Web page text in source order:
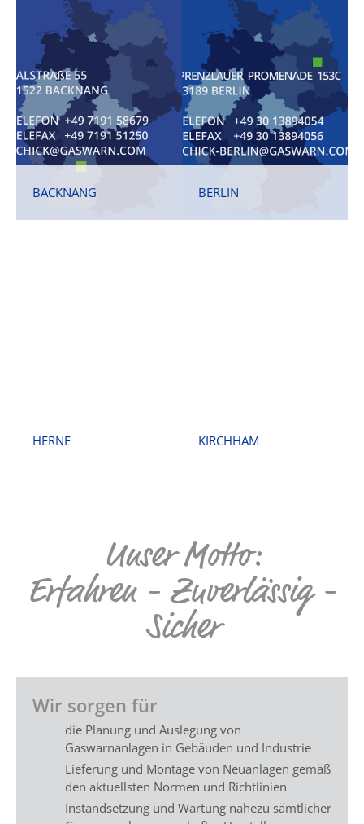
BACKNANG BERLIN
HERNE KIRCHHAM
Unser Motto:
Erfahren - Zuverlässig -
Sicher
Wir sorgen für
die Planung und Auslegung von
Gaswarnanlagen in Gebäuden und Industrie
Lieferung und Montage von Neuanlagen gemäß
den aktuellsten Normen und Richtlinien
Instandsetzung und Wartung nahezu sämtlicher